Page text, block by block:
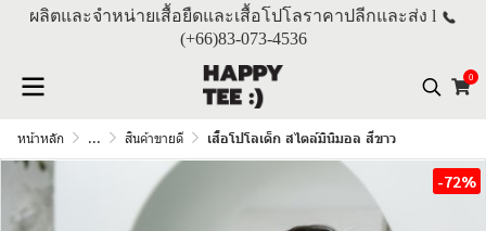
ผลิตและจำหน่ายเสื้อยืดและเสื้อโปโลราคาปลีกและส่ง l
(+66)83-073-4536
0
หน้าหลัก ... สินค้าขายดี เสื้อโปโลเด็ก สไตล์มินิมอล สีขาว
-72%